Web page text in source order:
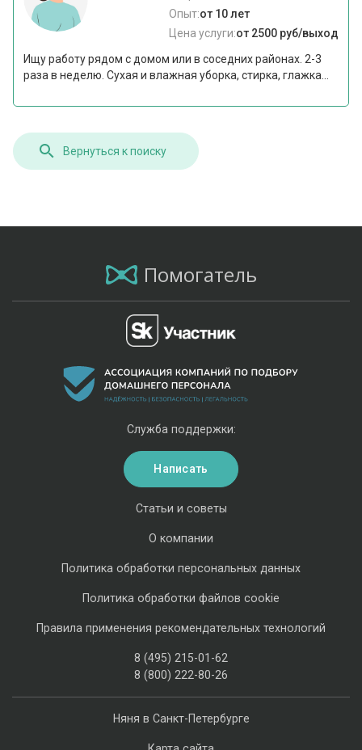
Опыт:от 10 лет
Цена услуги:от 2500 руб/выход
Ищу работу рядом с домом или в соседних районах. 2-3
раза в неделю. Сухая и влажная уборка, стирка, глажка...
Вернуться к поиску
Помогатель
Няня в Санкт-Петербурге
Статьи и советы
О компании
Политика обработки персональных данных
Политика обработки файлов cookie
Правила применения рекомендательных технологий
8 (495) 215-01-62
8 (800) 222-80-26
Служба поддержки:
Написать